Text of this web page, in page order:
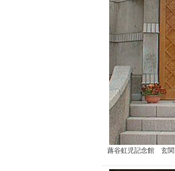
蕗谷虹児記念館 玄関